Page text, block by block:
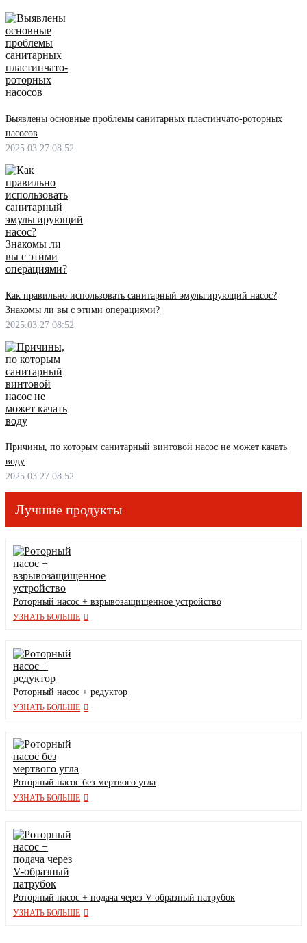
Выявлены основные проблемы санитарных пластинчато-роторных
насосов
2025.03.27 08:52
Как правильно использовать санитарный эмульгирующий насос?
Знакомы ли вы с этими операциями?
2025.03.27 08:52
Причины, по которым санитарный винтовой насос не может качать
воду
2025.03.27 08:52
Лучшие продукты
Роторный насос + взрывозащищенное устройство
УЗНАТЬ БОЛЬШЕ
Роторный насос + редуктор
УЗНАТЬ БОЛЬШЕ
Роторный насос без мертвого угла
УЗНАТЬ БОЛЬШЕ
Роторный насос + подача через V-образный патрубок
УЗНАТЬ БОЛЬШЕ